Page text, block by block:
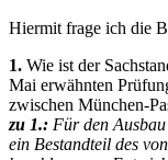
Hiermit frage ich die
1. Wie ist der
Mai erwähnten
zwischen München-
zu 1.: Für den
ein Bestandteil des